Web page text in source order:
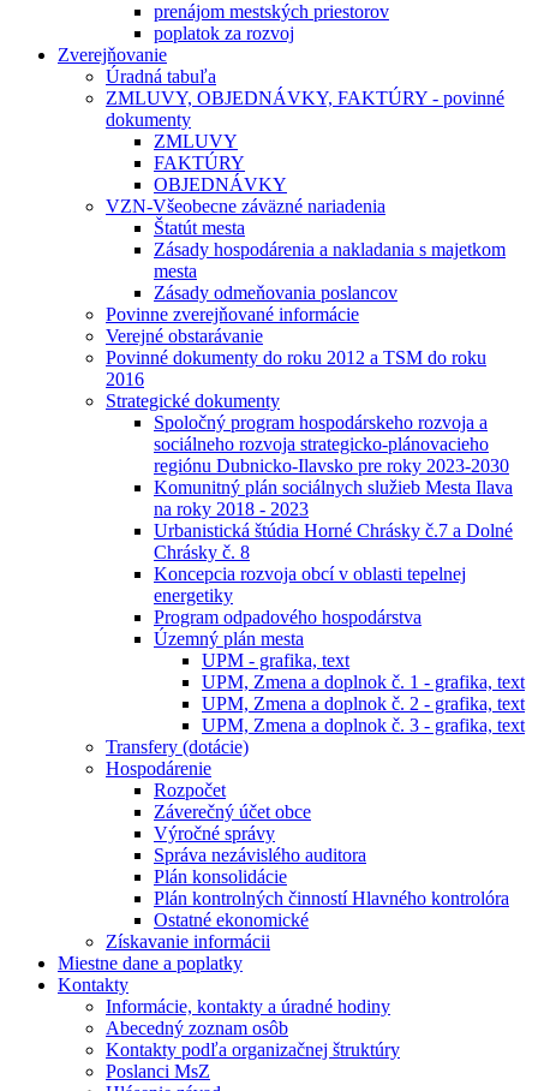
prenájom mestských priestorov
poplatok za rozvoj
Zverejňovanie
Úradná tabuľa
ZMLUVY, OBJEDNÁVKY, FAKTÚRY - povinné
dokumenty
ZMLUVY
FAKTÚRY
OBJEDNÁVKY
VZN-Všeobecne záväzné nariadenia
Štatút mesta
Zásady hospodárenia a nakladania s majetkom
mesta
Zásady odmeňovania poslancov
Povinne zverejňované informácie
Verejné obstarávanie
Povinné dokumenty do roku 2012 a TSM do roku
2016
Strategické dokumenty
Spoločný program hospodárskeho rozvoja a
sociálneho rozvoja strategicko-plánovacieho
regiónu Dubnicko-Ilavsko pre roky 2023-2030
Komunitný plán sociálnych služieb Mesta Ilava
na roky 2018 - 2023
Urbanistická štúdia Horné Chrásky č.7 a Dolné
Chrásky č. 8
Koncepcia rozvoja obcí v oblasti tepelnej
energetiky
Program odpadového hospodárstva
Územný plán mesta
UPM - grafika, text
UPM, Zmena a doplnok č. 1 - grafika, text
UPM, Zmena a doplnok č. 2 - grafika, text
UPM, Zmena a doplnok č. 3 - grafika, text
Transfery (dotácie)
Hospodárenie
Rozpočet
Záverečný účet obce
Výročné správy
Správa nezávislého auditora
Plán konsolidácie
Plán kontrolných činností Hlavného kontrolóra
Ostatné ekonomické
Získavanie informácii
Miestne dane a poplatky
Kontakty
Informácie, kontakty a úradné hodiny
Abecedný zoznam osôb
Kontakty podľa organizačnej štruktúry
Poslanci MsZ